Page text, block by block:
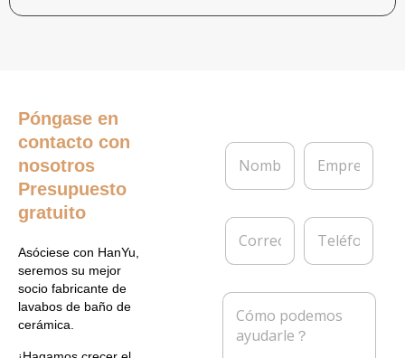
Póngase en
contacto con
nosotros
Presupuesto
gratuito
Asóciese con HanYu,
seremos su mejor
socio fabricante de
lavabos de baño de
cerámica.
N
m
r
E
p
e
C
r
e
T
l
f
o
n
M